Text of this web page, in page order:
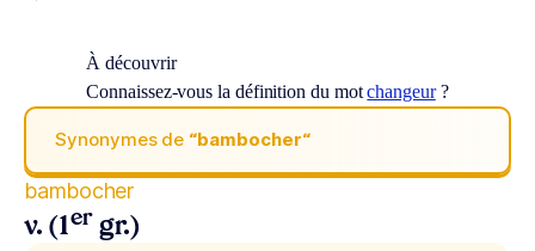
À découvrir
Connaissez-vous la définition du motchangeur?
Synonymes de “bambocher“
bambocher
v. (1er gr.)